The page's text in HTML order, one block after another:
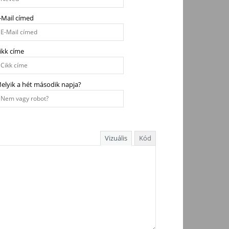
Mail címed
címe
a hét második napja?
Vizuális Kód